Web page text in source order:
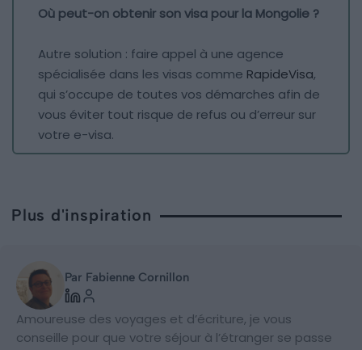
Où peut-on obtenir son visa pour la Mongolie ?
Autre solution : faire appel à une agence
spécialisée dans les visas comme RapideVisa,
qui s’occupe de toutes vos démarches afin de
vous éviter tout risque de refus ou d’erreur sur
votre e-visa.
Plus d'inspiration
Par Fabienne Cornillon
Amoureuse des voyages et d’écriture, je vous
conseille pour que votre séjour à l’étranger se passe